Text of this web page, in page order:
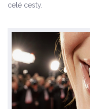
celé cesty.